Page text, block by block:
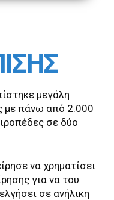
μεγάλη
με πάνω από 2.000
σε δύο
να χρηματίσει
για να του
σε ανήλικη